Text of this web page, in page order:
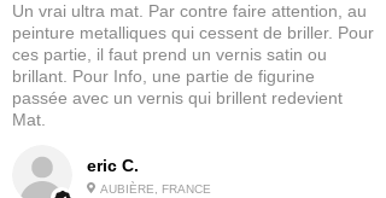
eric C.
AUBIÈRE, FRANCE
Un vrai ultra mat. Par contre faire attention, au
peinture metalliques qui cessent de briller. Pour
ces partie, il faut prend un vernis satin ou
brillant. Pour Info, une partie de figurine
passée avec un vernis qui brillent redevient
Mat.